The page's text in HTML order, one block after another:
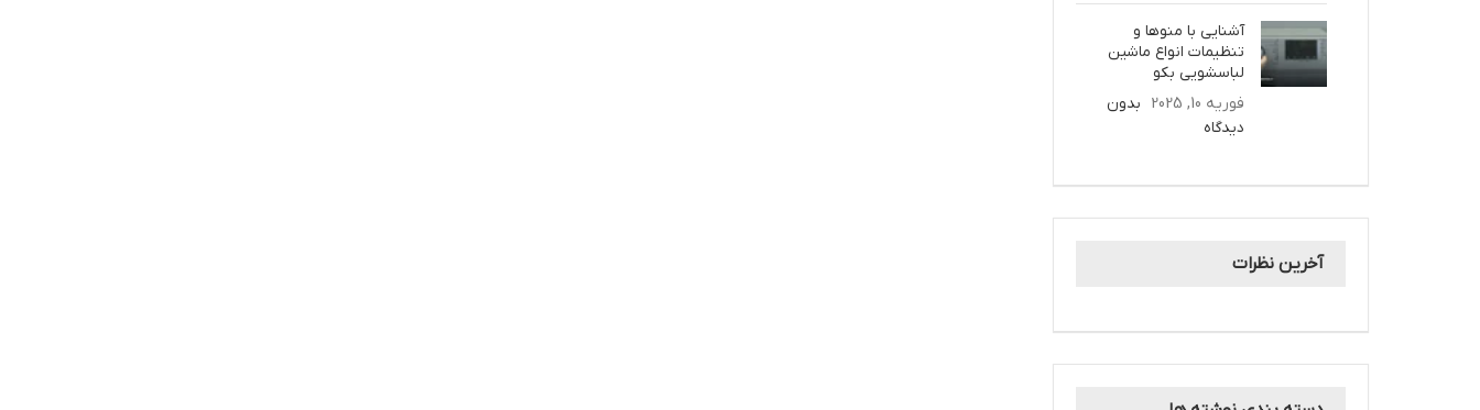
آشنایی با منوها و
تنظیمات انواع ماشین
لباسشویی بکو
فوریه 10, 2025
بدون
دیدگاه
آخرین نظرات